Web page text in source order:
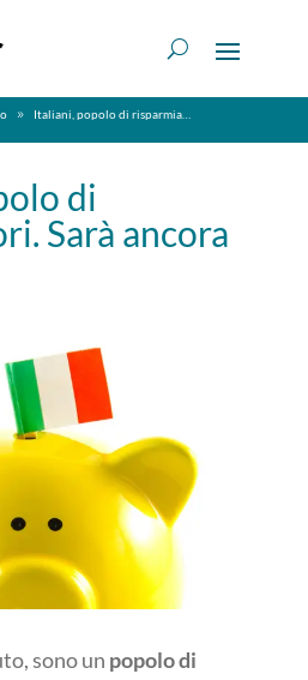
Italiani, popolo di risparmiatori. Sarà ancora così?
di
Sarà ancora
sono un popolo di